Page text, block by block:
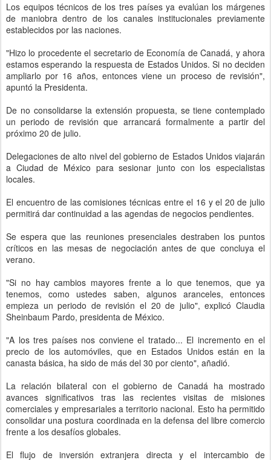
Los equipos técnicos de los tres países ya evalúan los márgenes
de maniobra dentro de los canales institucionales previamente
establecidos por las naciones.
"Hizo lo procedente el secretario de Economía de Canadá, y ahora
estamos esperando la respuesta de Estados Unidos. Si no deciden
ampliarlo por 16 años, entonces viene un proceso de revisión",
apuntó la Presidenta.
De no consolidarse la extensión propuesta, se tiene contemplado
un periodo de revisión que arrancará formalmente a partir del
próximo 20 de julio.
Delegaciones de alto nivel del gobierno de Estados Unidos viajarán
a Ciudad de México para sesionar junto con los especialistas
locales.
El encuentro de las comisiones técnicas entre el 16 y el 20 de julio
permitirá dar continuidad a las agendas de negocios pendientes.
Se espera que las reuniones presenciales destraben los puntos
críticos en las mesas de negociación antes de que concluya el
verano.
"Si no hay cambios mayores frente a lo que tenemos, que ya
tenemos, como ustedes saben, algunos aranceles, entonces
empieza un periodo de revisión el 20 de julio", explicó Claudia
Sheinbaum Pardo, presidenta de México.
"A los tres países nos conviene el tratado... El incremento en el
precio de los automóviles, que en Estados Unidos están en la
canasta básica, ha sido de más del 30 por ciento", añadió.
La relación bilateral con el gobierno de Canadá ha mostrado
avances significativos tras las recientes visitas de misiones
comerciales y empresariales a territorio nacional. Esto ha permitido
consolidar una postura coordinada en la defensa del libre comercio
frente a los desafíos globales.
El flujo de inversión extranjera directa y el intercambio de